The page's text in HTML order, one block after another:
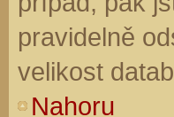
pravidelně
velikost
Nahoru